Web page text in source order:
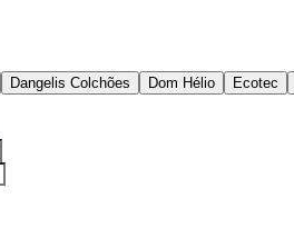
Dangelis Colchões Dom Hélio Ecotec